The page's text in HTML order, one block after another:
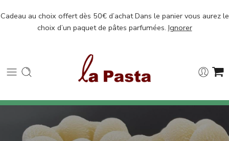
Cadeau au choix offert dès 50€ d’achat Dans le panier vous aurez le
choix d’un paquet de pâtes parfumées. Ignorer